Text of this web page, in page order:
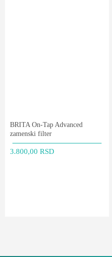
BRITA On-Tap Advanced
zamenski filter
3.800,00 RSD